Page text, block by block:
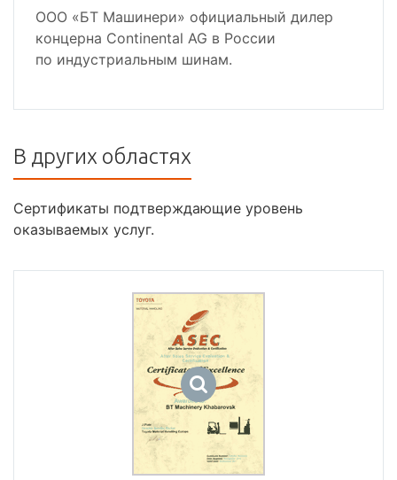
ООО «БТ Машинери» официальный дилер
концерна Continental AG в России
по индустриальным шинам.
В других областях
Сертификаты подтверждающие уровень
оказываемых услуг.